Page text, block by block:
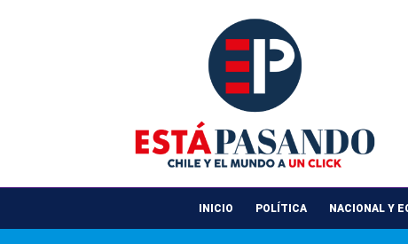
INICIO POLÍTICA NACIONAL Y